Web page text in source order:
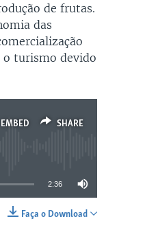
de frutas.
das
o turismo devido
EMBED SHARE
2:36
Faça o Download